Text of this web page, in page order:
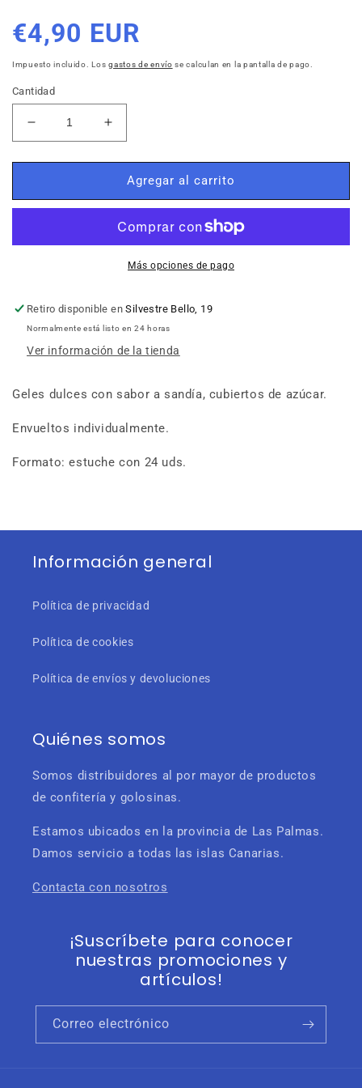
Precio
habitual
€4,90 EUR
Impuesto incluido. Losgastos de envío se calculan en la pantalla de pago.
Cantidad
Reducir
cantidad
para
Belta
Aumentar
cantidad
para
Rolla
Belta
Agregar al carrito
Más opciones de pago
Retiro disponible enSilvestre Bello, 19
Normalmente está listo en 24 horas
Ver información de la tienda
Geles dulces con sabor a sandía, cubiertos de azúcar.
Envueltos individualmente.
Formato: estuche con 24 uds.
Información general
Política de privacidad
Política de cookies
Política de envíos y devoluciones
Quiénes somos
Somos distribuidores al por mayor de productos
de confitería y golosinas.
Estamos ubicados en la provincia de Las Palmas.
Damos servicio a todas las islas Canarias.
Contacta con nosotros
¡Suscríbete para conocer
nuestras promociones y
artículos!
Correo electrónico